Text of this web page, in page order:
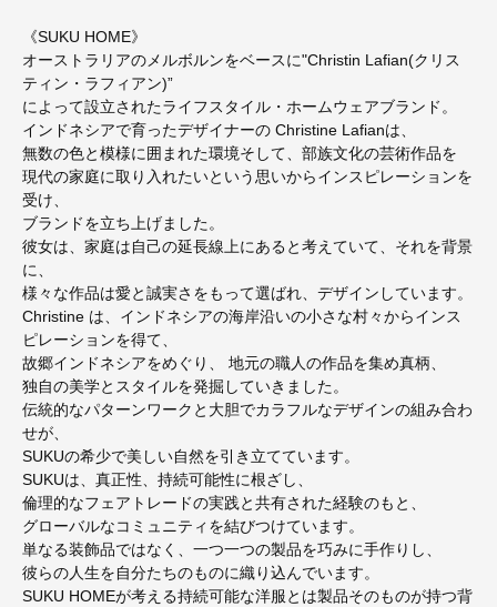
《SUKU HOME》
オーストラリアのメルボルンをベースに"Christin Lafian(クリス
ティン・ラフィアン)”
によって設立されたライフスタイル・ホームウェアブランド。
インドネシアで育ったデザイナーの Christine Lafianは、
無数の色と模様に囲まれた環境そして、部族文化の芸術作品を
現代の家庭に取り入れたいという思いからインスピレーションを
受け、
ブランドを立ち上げました。
彼女は、家庭は自己の延長線上にあると考えていて、それを背景
に、
様々な作品は愛と誠実さをもって選ばれ、デザインしています。
Christine は、インドネシアの海岸沿いの小さな村々からインス
ピレーションを得て、
故郷インドネシアをめぐり、 地元の職人の作品を集め真柄、
独自の美学とスタイルを発掘していきました。
伝統的なパターンワークと大胆でカラフルなデザインの組み合わ
せが、
SUKUの希少で美しい自然を引き立てています。
SUKUは、真正性、持続可能性に根ざし、
倫理的なフェアトレードの実践と共有された経験のもと、
グローバルなコミュニティを結びつけています。
単なる装飾品ではなく、一つ一つの製品を巧みに手作りし、
彼らの人生を自分たちのものに織り込んでいます。
SUKU HOMEが考える持続可能な洋服とは製品そのものが持つ背